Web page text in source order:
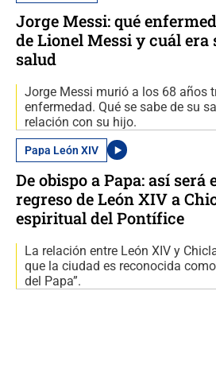
Jorge Messi: qué
de Lionel Messi y cuál era
salud
Jorge Messi murió a los 68 años
enfermedad. Qué se sabe de su
relación con su hijo.
Papa León XIV
De obispo a Papa: así
regreso de León XIV a
espiritual del Pontífice
La relación entre León XIV y
que la ciudad es reconocida
del Papa”.